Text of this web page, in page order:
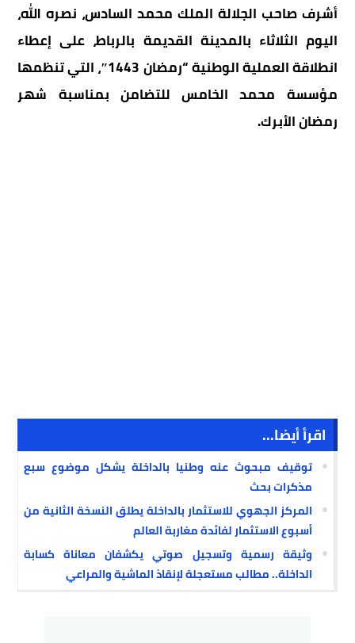
أشرف صاحب الجلالة الملك محمد السادس، نصره الله،
اليوم الثلاثاء بالمدينة القديمة بالرباط، على إعطاء
انطلاقة العملية الوطنية “رمضان 1443″، التي تنظمها
مؤسسة محمد الخامس للتضامن بمناسبة شهر
رمضان الأبرك.
اقرأ أيضا...
توقيف مبحوث عنه وطنيا بالداخلة يشكل موضوع سبع
مذكرات بحث
المركز الجهوي للاستثمار بالداخلة يطلق النسخة الثانية من
أسبوع الاستثمار لفائدة مغاربة العالم
وثيقة رسمية وتسجيل صوتي يكشفان معاناة كسابة
الداخلة.. مطالب مستعجلة لإنقاذ الماشية والمراعي